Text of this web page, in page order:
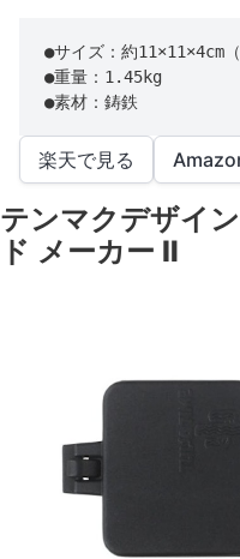
●サイズ：約11×11×4cm
●重量：1.45kg
●素材：鋳鉄
楽天で見る
テンマクデザイ
ド メーカー Ⅱ